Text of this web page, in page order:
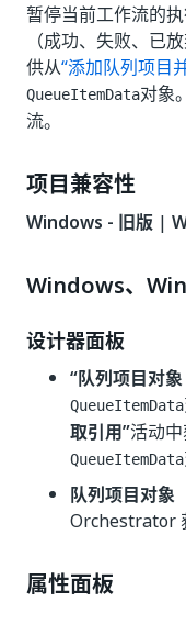
暂停当前工作流的
（成功、失败、已
供从“添加队列项目
QueueItemData对象
流。
项目兼容性
Windows - 旧版 |
Windows、
设计器面板
“队列项目对
QueueItemData
取引用”活动
QueueItemData
队列项目对象
Orchestrator
属性面板